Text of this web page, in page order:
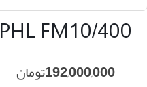
PHL FM10/400
192,000,000تومان